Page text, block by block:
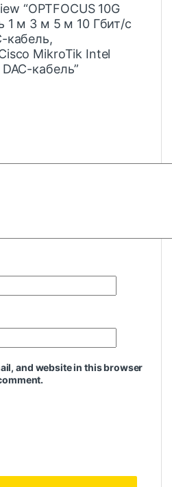
“OPTFOCUS 10G
1 м 3 м 5 м 10 Гбит/с
кабель,
MikroTik Intel
кабель”
and website in this browser